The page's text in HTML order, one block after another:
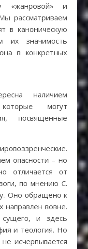
«жанровой» и
рассматриваем
в каноническую
их значимость
в конкретных
наличием
могут
посвященные
опасности – но
отличается от
по мнению С.
Оно обращено к
направлен вовне.
сущего, и здесь
и теология. Но
исчерпывается